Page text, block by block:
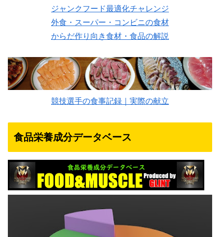
ジャンクフード最適化チャレンジ
外食・スーパー・コンビニの食材
からだ作り向き食材・食品の解説
競技選手の食事記録｜実際の献立
食品栄養成分データベース